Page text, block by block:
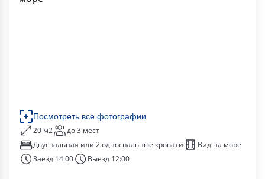
Посмотреть все фотографии
20 м2
до 3 мест
Двуспальная или 2 односпальные кровати
Вид на море
Заезд 14:00
Выезд 12:00